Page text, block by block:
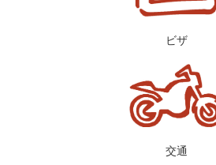
ビザ
交通